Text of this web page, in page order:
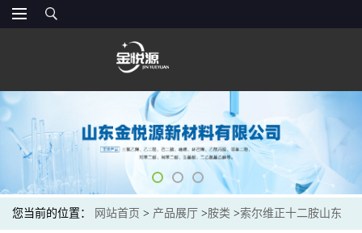
您当前的位置： 网站首页 > 产品展厅 >胺类 >索尔维正十二胺山东